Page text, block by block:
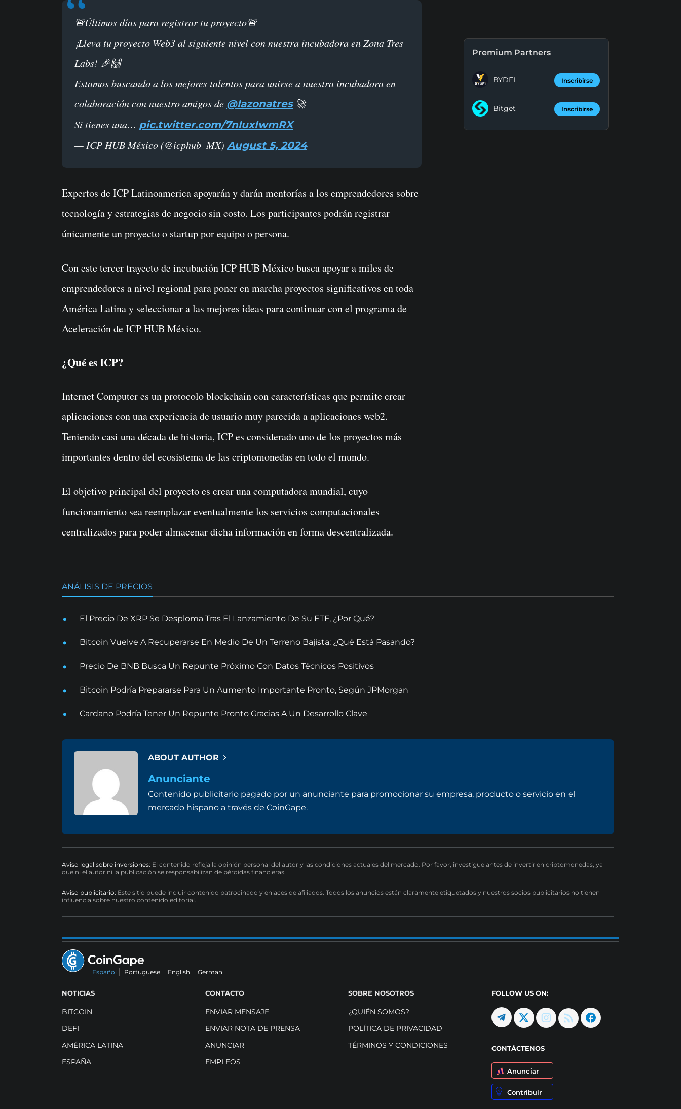
🚨Últimos días para registrar tu proyecto🚨
¡Lleva tu proyecto Web3 al siguiente nivel con nuestra incubadora en Zona Tres
Labs! 🎉🙌
Estamos buscando a los mejores talentos para unirse a nuestra incubadora en
colaboración con nuestro amigos de @lazonatres🚀
Si tienes una… pic.twitter.com/7nluxIwmRX
— ICP HUB México (@icphub_MX) August 5, 2024
Expertos de ICP Latinoamerica apoyarán y darán mentorías a los emprendedores sobre
tecnología y estrategias de negocio sin costo. Los participantes podrán registrar
únicamente un proyecto o startup por equipo o persona.
Con este tercer trayecto de incubación ICP HUB México busca apoyar a miles de
emprendedores a nivel regional para poner en marcha proyectos significativos en toda
América Latina y seleccionar a las mejores ideas para continuar con el programa de
Aceleración de ICP HUB México.
¿Qué es ICP?
Internet Computer es un protocolo blockchain con características que permite crear
aplicaciones con una experiencia de usuario muy parecida a aplicaciones web2.
Teniendo casi una década de historia, ICP es considerado uno de los proyectos más
importantes dentro del ecosistema de las criptomonedas en todo el mundo.
El objetivo principal del proyecto es crear una computadora mundial, cuyo
funcionamiento sea reemplazar eventualmente los servicios computacionales
centralizados para poder almacenar dicha información en forma descentralizada.
Premium Partners
BYDFI Inscribirse
Bitget Inscribirse
ANÁLISIS DE PRECIOS
El Precio De XRP Se Desploma Tras El Lanzamiento De Su ETF, ¿Por Qué?
Bitcoin Vuelve A Recuperarse En Medio De Un Terreno Bajista: ¿Qué Está Pasando?
Precio De BNB Busca Un Repunte Próximo Con Datos Técnicos Positivos
Bitcoin Podría Prepararse Para Un Aumento Importante Pronto, Según JPMorgan
Cardano Podría Tener Un Repunte Pronto Gracias A Un Desarrollo Clave
ABOUT AUTHOR
Anunciante
Contenido publicitario pagado por un anunciante para promocionar su empresa, producto o servicio en el
mercado hispano a través de CoinGape.
Aviso legal sobre inversiones: El contenido refleja la opinión personal del autor y las condiciones actuales del mercado. Por favor, investigue antes de invertir en criptomonedas, ya
que ni el autor ni la publicación se responsabilizan de pérdidas financieras.
Aviso publicitario: Este sitio puede incluir contenido patrocinado y enlaces de afiliados. Todos los anuncios están claramente etiquetados y nuestros socios publicitarios no tienen
influencia sobre nuestro contenido editorial.
Español Portuguese English German
NOTICIAS
BITCOIN
DEFI
AMÉRICA LATINA
ESPAÑA
CONTACTO
ENVIAR MENSAJE
ENVIAR NOTA DE PRENSA
ANUNCIAR
EMPLEOS
SOBRE NOSOTROS
¿QUIÉN SOMOS?
POLÍTICA DE PRIVACIDAD
TÉRMINOS Y CONDICIONES
FOLLOW US ON:
CONTÁCTENOS
Anunciar
Contribuir